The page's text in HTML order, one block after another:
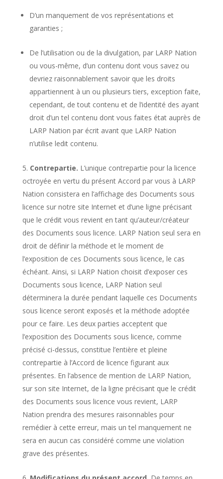
D’un manquement de vos représentations et
garanties ;
De l’utilisation ou de la divulgation, par LARP Nation
ou vous-même, d’un contenu dont vous savez ou
devriez raisonnablement savoir que les droits
appartiennent à un ou plusieurs tiers, exception faite,
cependant, de tout contenu et de l’identité des ayant
droit d’un tel contenu dont vous faites état auprès de
LARP Nation par écrit avant que LARP Nation
n’utilise ledit contenu.
Contrepartie. L’unique contrepartie pour la licence
octroyée en vertu du présent Accord par vous à LARP
Nation consistera en l’affichage des Documents sous
licence sur notre site Internet et d’une ligne précisant
que le crédit vous revient en tant qu’auteur/créateur
des Documents sous licence. LARP Nation seul sera en
droit de définir la méthode et le moment de
l’exposition de ces Documents sous licence, le cas
échéant. Ainsi, si LARP Nation choisit d’exposer ces
Documents sous licence, LARP Nation seul
déterminera la durée pendant laquelle ces Documents
sous licence seront exposés et la méthode adoptée
pour ce faire. Les deux parties acceptent que
l’exposition des Documents sous licence, comme
précisé ci-dessus, constitue l’entière et pleine
contrepartie à l’Accord de licence figurant aux
présentes. En l’absence de mention de LARP Nation,
sur son site Internet, de la ligne précisant que le crédit
des Documents sous licence vous revient, LARP
Nation prendra des mesures raisonnables pour
remédier à cette erreur, mais un tel manquement ne
sera en aucun cas considéré comme une violation
grave des présentes.